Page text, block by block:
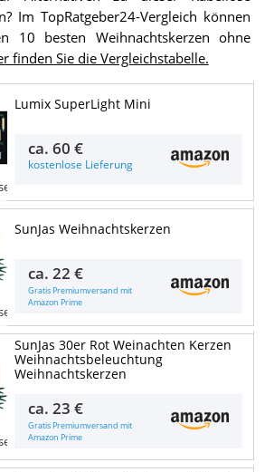
Im TopRatgeber24-Vergleich können
10 besten Weihnachtskerzen ohne
finden Sie die Vergleichstabelle.
Lumix SuperLight Mini
ca.60 €
kostenlose Lieferung
SunJas Weihnachtskerzen
ca.22 €
Gratis Premiumversand mit
Amazon Prime
SunJas 30er Rot Weinachten Kerzen
Weihnachtsbeleuchtung
Weihnachtskerzen
ca.23 €
Gratis Premiumversand mit
Amazon Prime